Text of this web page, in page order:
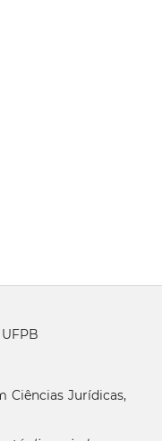
Ciências Jurídicas,